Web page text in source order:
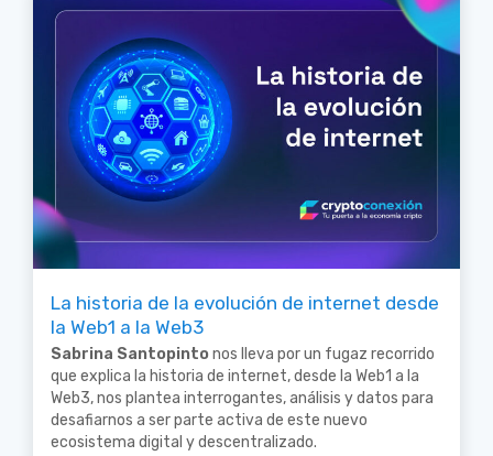
La historia de la evolución de internet desde
la Web1 a la Web3
Sabrina Santopintonos lleva por un fugaz recorrido
que explica la historia de internet, desde la Web1 a la
Web3, nos plantea interrogantes, análisis y datos para
desafiarnos a ser parte activa de este nuevo
ecosistema digital y descentralizado.